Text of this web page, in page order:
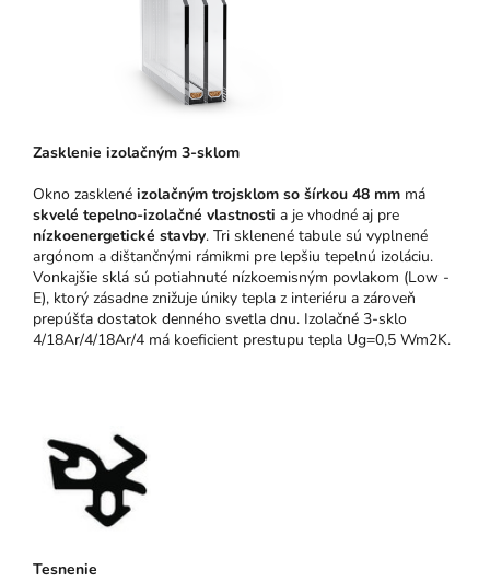
Zasklenie izolačným 3-sklom
Okno zasklené izolačným trojsklom so šírkou 48 mm má
skvelé tepelno-izolačné vlastnosti a je vhodné aj pre
nízkoenergetické stavby. Tri sklenené tabule sú vyplnené
argónom a dištančnými rámikmi pre lepšiu tepelnú izoláciu.
Vonkajšie sklá sú potiahnuté nízkoemisným povlakom (Low -
E), ktorý zásadne znižuje úniky tepla z interiéru a zároveň
prepúšťa dostatok denného svetla dnu. Izolačné 3-sklo
4/18Ar/4/18Ar/4 má koeficient prestupu tepla Ug=0,5 Wm2K.
Tesnenie